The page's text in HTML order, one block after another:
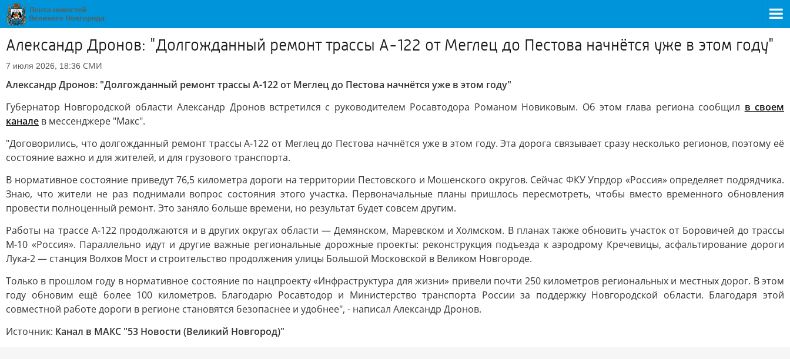
Александр Дронов: "Долгожданный ремонт трассы А-122 от Меглец до Пестова начнётся уже в этом году"
7 июля 2026, 18:36 СМИ
Александр Дронов: "Долгожданный ремонт трассы А-122 от Меглец до Пестова начнётся уже в этом году"
Губернатор Новгородской области Александр Дронов встретился с руководителем Росавтодора Романом Новиковым. Об этом глава региона сообщил в своем
канале в мессенджере "Макс".
"Договорились, что долгожданный ремонт трассы А-122 от Меглец до Пестова начнётся уже в этом году. Эта дорога связывает сразу несколько регионов, поэтому её
состояние важно и для жителей, и для грузового транспорта.
В нормативное состояние приведут 76,5 километра дороги на территории Пестовского и Мошенского округов. Сейчас ФКУ Упрдор «Россия» определяет подрядчика.
Знаю, что жители не раз поднимали вопрос состояния этого участка. Первоначальные планы пришлось пересмотреть, чтобы вместо временного обновления
провести полноценный ремонт. Это заняло больше времени, но результат будет совсем другим.
Работы на трассе А-122 продолжаются и в других округах области — Демянском, Маревском и Холмском. В планах также обновить участок от Боровичей до трассы
М-10 «Россия». Параллельно идут и другие важные региональные дорожные проекты: реконструкция подъезда к аэродрому Кречевицы, асфальтирование дороги
Лука-2 — станция Волхов Мост и строительство продолжения улицы Большой Московской в Великом Новгороде.
Только в прошлом году в нормативное состояние по нацпроекту «Инфраструктура для жизни» привели почти 250 километров региональных и местных дорог. В этом
году обновим ещё более 100 километров. Благодарю Росавтодор и Министерство транспорта России за поддержку Новгородской области. Благодаря этой
совместной работе дороги в регионе становятся безопаснее и удобнее", - написал Александр Дронов.
Источник: Канал в МАКС "53 Новости (Великий Новгород)"